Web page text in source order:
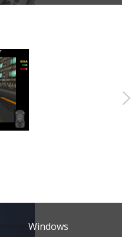
Windows